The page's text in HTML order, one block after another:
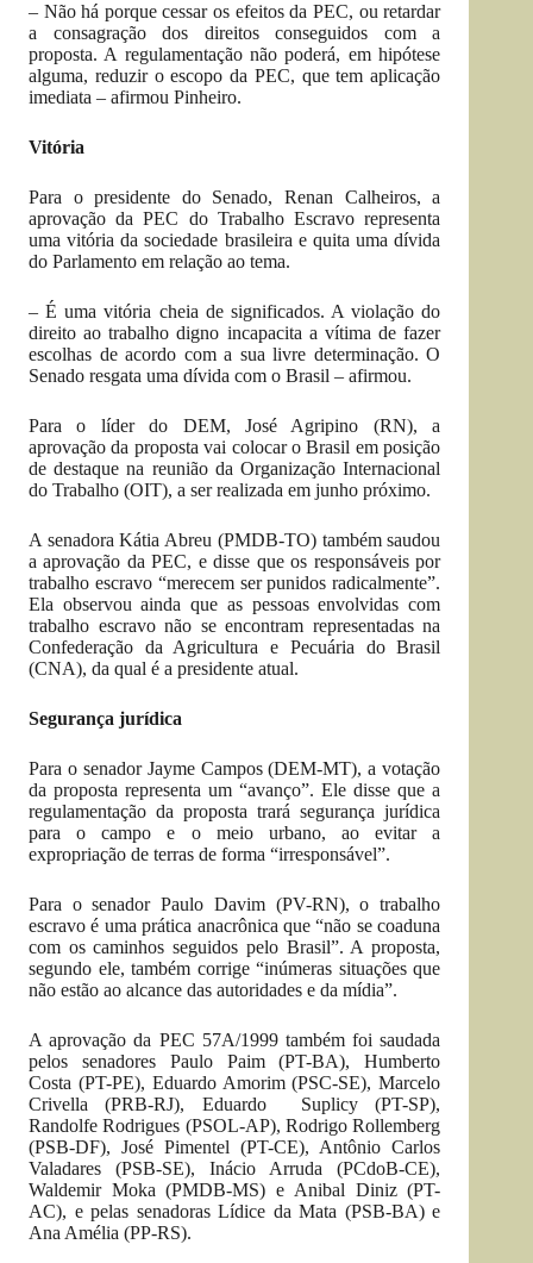
– Não há porque cessar os efeitos da PEC, ou retardar
a consagração dos direitos conseguidos com a
proposta. A regulamentação não poderá, em hipótese
alguma, reduzir o escopo da PEC, que tem aplicação
imediata – afirmou Pinheiro.
Vitória
Para o presidente do Senado, Renan Calheiros, a
aprovação da PEC do Trabalho Escravo representa
uma vitória da sociedade brasileira e quita uma dívida
do Parlamento em relação ao tema.
– É uma vitória cheia de significados. A violação do
direito ao trabalho digno incapacita a vítima de fazer
escolhas de acordo com a sua livre determinação. O
Senado resgata uma dívida com o Brasil – afirmou.
Para o líder do DEM, José Agripino (RN), a
aprovação da proposta vai colocar o Brasil em posição
de destaque na reunião da Organização Internacional
do Trabalho (OIT), a ser realizada em junho próximo.
A senadora Kátia Abreu (PMDB-TO) também saudou
a aprovação da PEC, e disse que os responsáveis por
trabalho escravo “merecem ser punidos radicalmente”.
Ela observou ainda que as pessoas envolvidas com
trabalho escravo não se encontram representadas na
Confederação da Agricultura e Pecuária do Brasil
(CNA), da qual é a presidente atual.
Segurança jurídica
Para o senador Jayme Campos (DEM-MT), a votação
da proposta representa um “avanço”. Ele disse que a
regulamentação da proposta trará segurança jurídica
para o campo e o meio urbano, ao evitar a
expropriação de terras de forma “irresponsável”.
Para o senador Paulo Davim (PV-RN), o trabalho
escravo é uma prática anacrônica que “não se coaduna
com os caminhos seguidos pelo Brasil”. A proposta,
segundo ele, também corrige “inúmeras situações que
não estão ao alcance das autoridades e da mídia”.
A aprovação da PEC 57A/1999 também foi saudada
pelos senadores Paulo Paim (PT-BA), Humberto
Costa (PT-PE), Eduardo Amorim (PSC-SE), Marcelo
Crivella (PRB-RJ), Eduardo Suplicy (PT-SP),
Randolfe Rodrigues (PSOL-AP), Rodrigo Rollemberg
(PSB-DF), José Pimentel (PT-CE), Antônio Carlos
Valadares (PSB-SE), Inácio Arruda (PCdoB-CE),
Waldemir Moka (PMDB-MS) e Anibal Diniz (PT-
AC), e pelas senadoras Lídice da Mata (PSB-BA) e
Ana Amélia (PP-RS).